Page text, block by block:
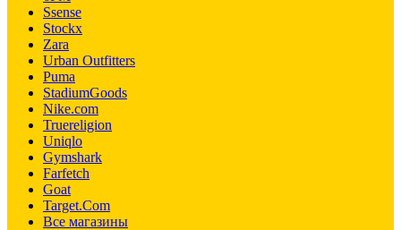
Ssense
Stockx
Zara
Urban Outfitters
Puma
StadiumGoods
Nike.com
Truereligion
Uniqlo
Gymshark
Farfetch
Goat
Target.Com
Все магазины